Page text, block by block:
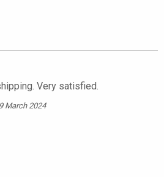
Very satisfied.
March 2024